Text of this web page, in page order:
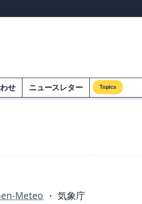
せ ニュースレター Topics
Meteo ・ 気象庁